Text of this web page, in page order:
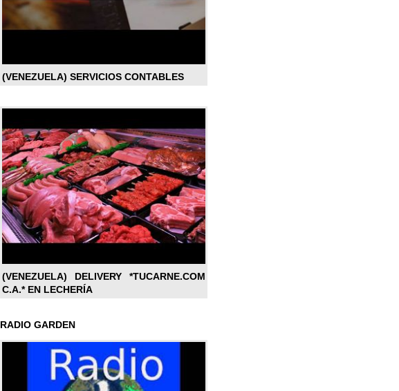
(VENEZUELA) SERVICIOS CONTABLES
(VENEZUELA) DELIVERY *TUCARNE.COM
C.A.* EN LECHERÍA
RADIO GARDEN